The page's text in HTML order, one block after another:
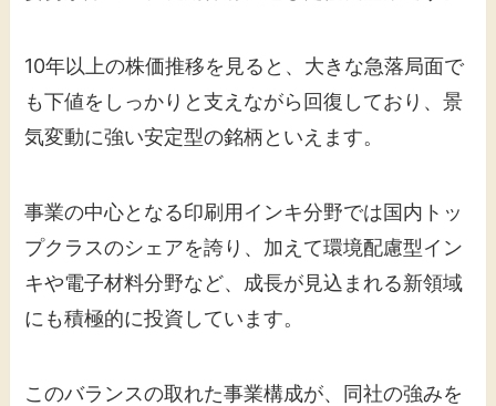
10年以上の株価推移を見ると、大きな急落局面で
も下値をしっかりと支えながら回復しており、景
気変動に強い安定型の銘柄といえます。
事業の中心となる印刷用インキ分野では国内トッ
プクラスのシェアを誇り、加えて環境配慮型イン
キや電子材料分野など、成長が見込まれる新領域
にも積極的に投資しています。
このバランスの取れた事業構成が、同社の強みを